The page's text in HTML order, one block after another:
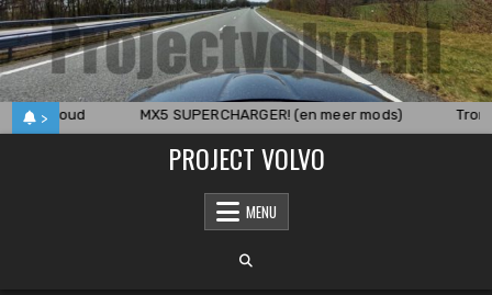
Skip
to
content
>
onderhoud MX5 SUPERCHARGER! (en meer mods)
PROJECT VOLVO
MENU